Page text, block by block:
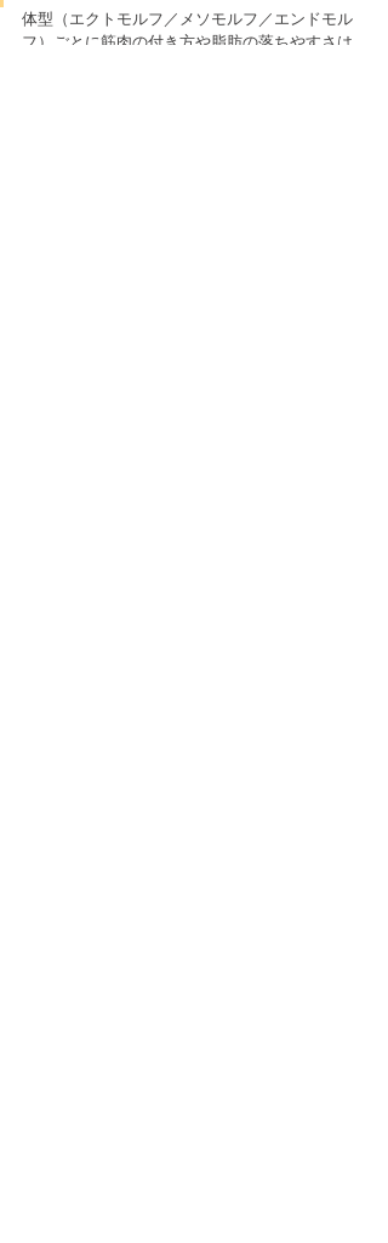
体型（エクトモルフ／メソモルフ／エンドモル
フ）ごとに筋肉の付き方や脂肪の落ちやすさは